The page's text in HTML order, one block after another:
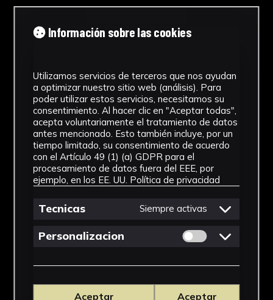
Información sobre las cookies
Utilizamos servicios de terceros que nos ayudan
a optimizar nuestro sitio web (análisis). Para
poder utilizar estos servicios, necesitamos su
consentimiento. Al hacer clic en "Aceptar todas",
acepta voluntariamente el tratamiento de datos
antes mencionado. Esto también incluye, por un
tiempo limitado, su consentimiento de acuerdo
con el Artículo 49 (1) (a) GDPR para el
procesamiento de datos fuera del EEE, por
ejemplo, en los EE. UU. Política de privacidad
Tecnicas Siempre activas
Personalizacion Permitir cookies
Aceptar
Aceptar